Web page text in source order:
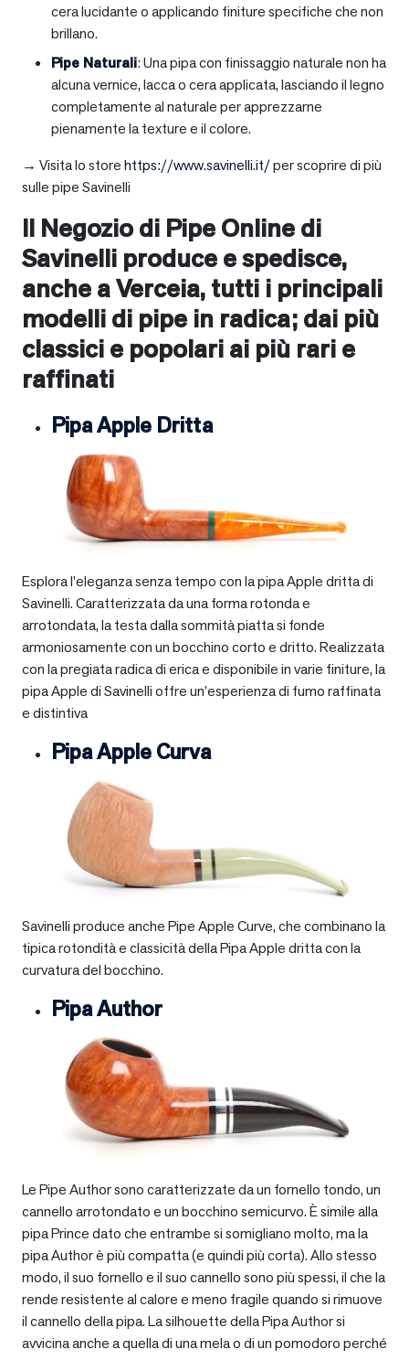
cera lucidante o applicando finiture specifiche che non
brillano.
Pipe Naturali: Una pipa con finissaggio naturale non ha
alcuna vernice, lacca o cera applicata, lasciando il legno
completamente al naturale per apprezzarne
pienamente la texture e il colore.
→ Visita lo storehttps://www.savinelli.it/per scoprire di più
sulle pipe Savinelli
Il Negozio di Pipe Online di
Savinelli produce e spedisce,
anche aVerceia, tutti i principali
modelli di pipe in radica; dai più
classici e popolari ai più rari e
raffinati
Pipa Apple Dritta
Esplora l’eleganza senza tempo con la pipa Apple dritta di
Savinelli. Caratterizzata da una forma rotonda e
arrotondata, la testa dalla sommità piatta si fonde
armoniosamente con un bocchino corto e dritto. Realizzata
con la pregiata radica di erica e disponibile in varie finiture, la
pipa Apple di Savinelli offre un’esperienza di fumo raffinata
e distintiva
Pipa Apple Curva
Savinelli produce anche Pipe Apple Curve, che combinano la
tipica rotondità e classicità della Pipa Apple dritta con la
curvatura del bocchino.
Pipa Author
Le Pipe Author sono caratterizzate da un fornello tondo, un
cannello arrotondato e un bocchino semicurvo. È simile alla
pipa Prince dato che entrambe si somigliano molto, ma la
pipa Author è più compatta (e quindi più corta). Allo stesso
modo, il suo fornello e il suo cannello sono più spessi, il che la
rende resistente al calore e meno fragile quando si rimuove
il cannello della pipa. La silhouette della Pipa Author si
avvicina anche a quella di una mela o di un pomodoro perché